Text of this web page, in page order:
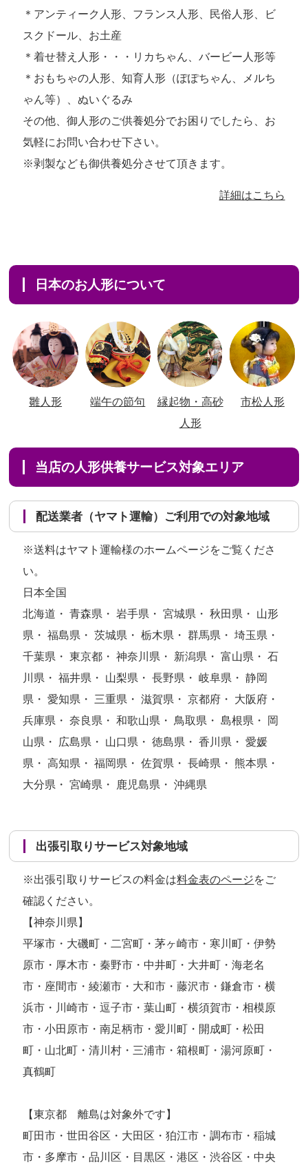
＊アンティーク人形、フランス人形、民俗人形、ビ
スクドール、お土産
＊着せ替え人形・・・リカちゃん、バービー人形等
＊おもちゃの人形、知育人形（ぽぽちゃん、メルち
ゃん等）、ぬいぐるみ
その他、御人形のご供養処分でお困りでしたら、お
気軽にお問い合わせ下さい。
※剥製なども御供養処分させて頂きます。
詳細はこちら
日本のお人形について
雛人形 端午の節句
縁起物・高砂
人形
市松人形
当店の人形供養サービス対象エリア
配送業者（ヤマト運輸）ご利用での対象地域
※送料はヤマト運輸様のホームページをご覧くださ
い。
日本全国
北海道・ 青森県・ 岩手県・ 宮城県・ 秋田県・ 山形
県・ 福島県・ 茨城県・ 栃木県・ 群馬県・ 埼玉県・
千葉県・ 東京都・ 神奈川県・ 新潟県・ 富山県・ 石
川県・ 福井県・ 山梨県・ 長野県・ 岐阜県・ 静岡
県・ 愛知県・ 三重県・ 滋賀県・ 京都府・ 大阪府・
兵庫県・ 奈良県・ 和歌山県・ 鳥取県・ 島根県・ 岡
山県・ 広島県・ 山口県・ 徳島県・ 香川県・ 愛媛
県・ 高知県・ 福岡県・ 佐賀県・ 長崎県・ 熊本県・
大分県・ 宮崎県・ 鹿児島県・ 沖縄県
出張引取りサービス対象地域
※出張引取りサービスの料金は料金表のページをご
確認ください。
【神奈川県】
平塚市・大磯町・二宮町・茅ヶ崎市・寒川町・伊勢
原市・厚木市・秦野市・中井町・大井町・海老名
市・座間市・綾瀬市・大和市・藤沢市・鎌倉市・横
浜市・川崎市・逗子市・葉山町・横須賀市・相模原
市・小田原市・南足柄市・愛川町・開成町・松田
町・山北町・清川村・三浦市・箱根町・湯河原町・
真鶴町
【東京都 離島は対象外です】
町田市・世田谷区・大田区・狛江市・調布市・稲城
市・多摩市・品川区・目黒区・港区・渋谷区・中央